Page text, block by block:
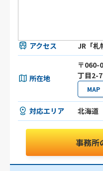
アクセス JR「札
所在地
〒060-
丁目2-
MAP
対応エリア 北海道
事務所